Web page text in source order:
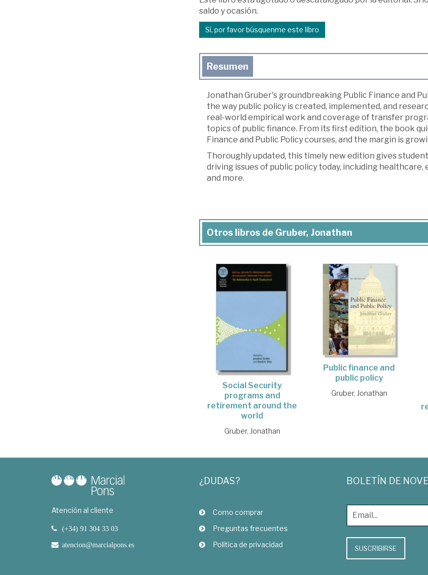
saldo y ocasión.
Sí, por favor búsquenme este libro
Resumen
Jonathan Gruber's groundbreaking Public Finance and
the way public policy is created, implemented, and
real-world empirical work and coverage of transfer
topics of public finance. From its first edition, the book
Finance and Public Policy courses, and the margin is
Thoroughly updated, this timely new edition gives
driving issues of public policy today, including
and more.
Otros libros de Gruber, Jonathan
Social Security
programs and
retirement around the
world
Gruber, Jonathan
Public finance and
public policy
Gruber, Jonathan
Atención al cliente
(+34) 91 304 33 03
atencion@marcialpons.es
¿DUDAS?
Como comprar
Preguntas frecuentes
Política de privacidad
BOLETÍN DE
SUSCRIBIRSE